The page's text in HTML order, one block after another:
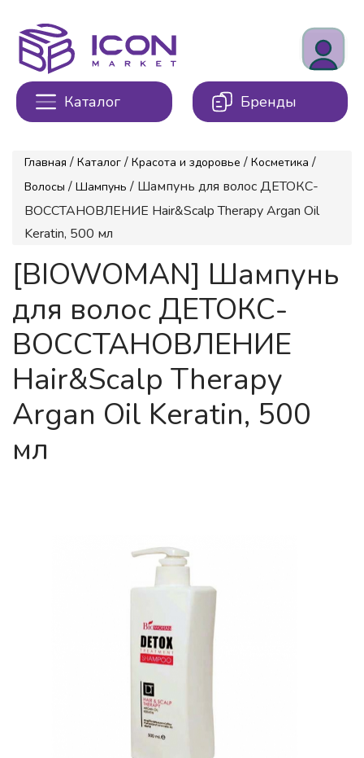
Каталог Бренды
Главная / Каталог / Красота и здоровье / Косметика /
Волосы / Шампунь / Шампунь для волос ДЕТОКС-
ВОССТАНОВЛЕНИЕ Hair&Scalp Therapy Argan Oil
Keratin, 500 мл
[BIOWOMAN] Шампунь
для волос ДЕТОКС-
ВОССТАНОВЛЕНИЕ
Hair&Scalp Therapy
Argan Oil Keratin, 500
мл